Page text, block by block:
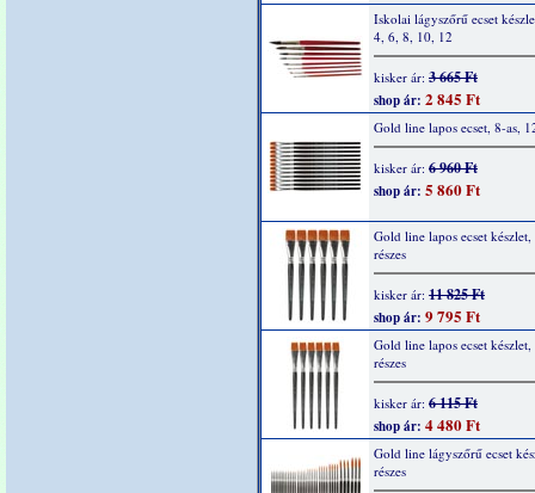
Iskolai lágyszőrű ecset
4, 6, 8, 10, 12
kisker ár: 3 665 Ft
shop ár: 2 845 Ft
Gold line lapos ecset, 8-as,
kisker ár: 6 960 Ft
shop ár: 5 860 Ft
Gold line lapos ecset
részes
kisker ár: 11 825 Ft
shop ár: 9 795 Ft
Gold line lapos ecset
részes
kisker ár: 6 115 Ft
shop ár: 4 480 Ft
Gold line lágyszőrű ecset
részes